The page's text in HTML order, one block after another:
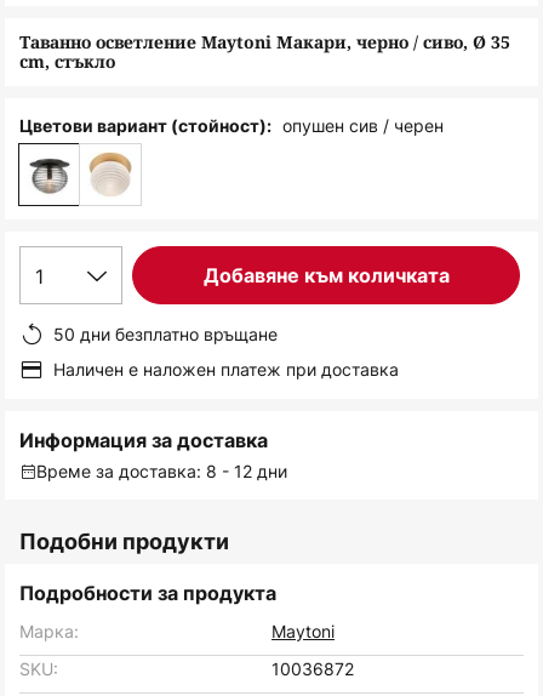
Таванно осветление Maytoni Макари, черно / сиво, Ø 35
cm, стъкло
Цветови вариант (стойност): опушен сив / черен
1 Добавяне към количката
50 дни безплатно връщане
Наличен е наложен платеж при доставка
Информация за доставка
Време за доставка: 8 - 12 дни
Подобни продукти
Подробности за продукта
Марка:
Maytoni
SKU:
10036872